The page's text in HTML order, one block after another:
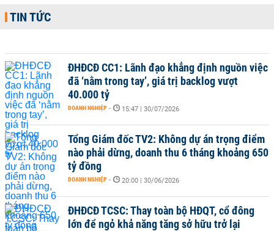
TIN TỨC
ĐHĐCĐ CC1: Lãnh đạo khẳng định nguồn việc
đã ‘nằm trong tay’, giá trị backlog vượt
40.000 tỷ
DOANH NGHIỆP - 15:47 | 30/07/2026
Tổng Giám đốc TV2: Không dự án trọng điểm
nào phải dừng, doanh thu 6 tháng khoảng 650
tỷ đồng
DOANH NGHIỆP - 20:00 | 30/06/2026
ĐHĐCĐ TCSC: Thay toàn bộ HĐQT, cổ đông
lớn để ngỏ khả năng tăng sở hữu trở lại